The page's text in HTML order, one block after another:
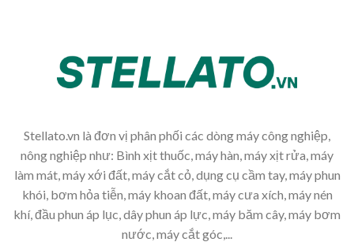
Stellato.vn là đơn vị phân phối các dòng máy công nghiệp,
nông nghiệp như: Bình xịt thuốc, máy hàn, máy xịt rửa, máy
làm mát, máy xới đất, máy cắt cỏ, dụng cụ cầm tay, máy phun
khói, bơm hỏa tiễn, máy khoan đất, máy cưa xích, máy nén
khí, đầu phun áp lục, dây phun áp lực, máy băm cây, máy bơm
nước, máy cắt góc,...